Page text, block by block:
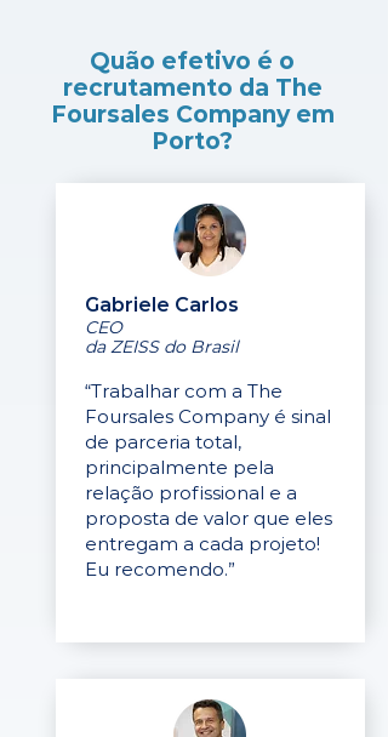
Quão efetivo é o
recrutamento da The
Foursales Company em
Porto?
Gabriele Carlos
CEO
da ZEISS do Brasil
“Trabalhar com a The
Foursales Company é sinal
de parceria total,
principalmente pela
relação profissional e a
proposta de valor que eles
entregam a cada projeto!
Eu recomendo.”